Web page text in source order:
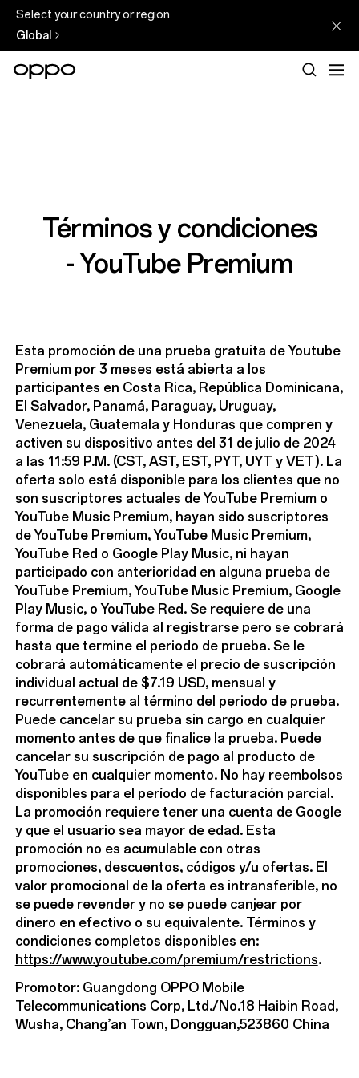
Select your country or region
Global
Términos y condiciones
- YouTube Premium
Esta promoción de una prueba gratuita de Youtube
Premium por 3 meses está abierta a los
participantes en Costa Rica, República Dominicana,
El Salvador, Panamá, Paraguay, Uruguay,
Venezuela, Guatemala y Honduras que compren y
activen su dispositivo antes del 31 de julio de 2024
a las 11:59 P.M. (CST, AST, EST, PYT, UYT y VET). La
oferta solo está disponible para los clientes que no
son suscriptores actuales de YouTube Premium o
YouTube Music Premium, hayan sido suscriptores
de YouTube Premium, YouTube Music Premium,
YouTube Red o Google Play Music, ni hayan
participado con anterioridad en alguna prueba de
YouTube Premium, YouTube Music Premium, Google
Play Music, o YouTube Red. Se requiere de una
forma de pago válida al registrarse pero se cobrará
hasta que termine el periodo de prueba. Se le
cobrará automáticamente el precio de suscripción
individual actual de $7.19 USD, mensual y
recurrentemente al término del periodo de prueba.
Puede cancelar su prueba sin cargo en cualquier
momento antes de que finalice la prueba. Puede
cancelar su suscripción de pago al producto de
YouTube en cualquier momento. No hay reembolsos
disponibles para el período de facturación parcial.
La promoción requiere tener una cuenta de Google
y que el usuario sea mayor de edad. Esta
promoción no es acumulable con otras
promociones, descuentos, códigos y/u ofertas. El
valor promocional de la oferta es intransferible, no
se puede revender y no se puede canjear por
dinero en efectivo o su equivalente. Términos y
condiciones completos disponibles en:
https://www.youtube.com/premium/restrictions.
Promotor: Guangdong OPPO Mobile
Telecommunications Corp, Ltd./No.18 Haibin Road,
Wusha, Chang’an Town, Dongguan,523860 China